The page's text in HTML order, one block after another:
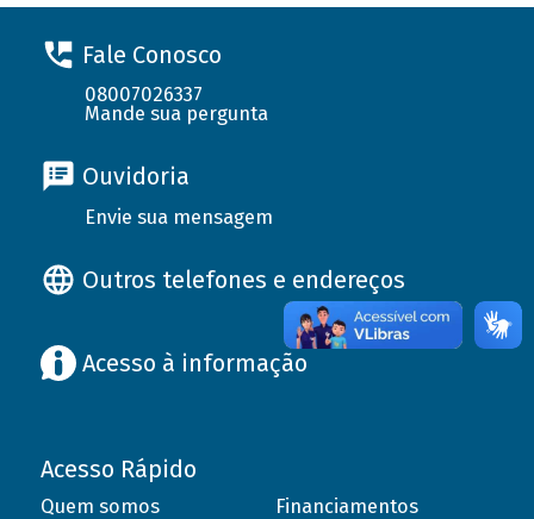
Fale Conosco
08007026337
Mande sua pergunta
Ouvidoria
Envie sua mensagem
Outros telefones e endereços
Acesso à informação
Acesso Rápido
Quem somos
Financiamentos